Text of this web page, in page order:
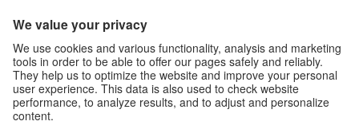
ភាពឯកជន និងការចូលដំណើរការដោយគ្មានឧបសគ្គ
ការកំណត់ភាពឯកជន